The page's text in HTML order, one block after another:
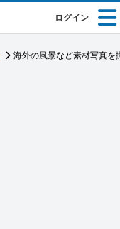
ログイン
海外の風景など素材写真を